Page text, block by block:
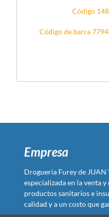
Código
Código de barra
Empresa
Droguería Furey de JUAN
especializada en la venta
productos sanitarios e
calidad y a un costo que